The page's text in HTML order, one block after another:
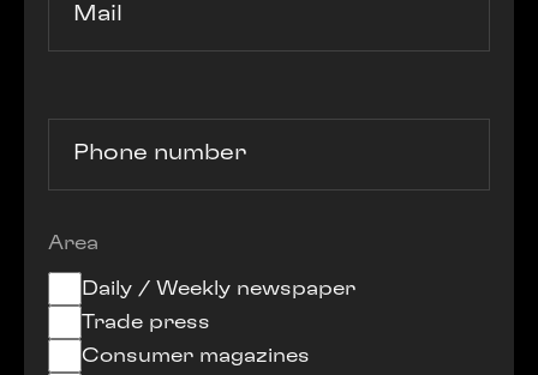
Mail
Phone number
Area
Daily / Weekly newspaper
Trade press
Consumer magazines